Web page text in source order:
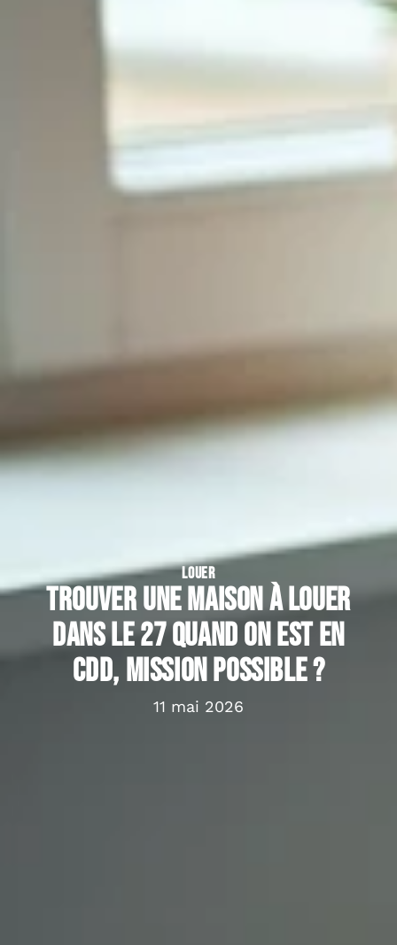
LOUER
Trouver une Maison à louer
dans le 27 quand on est en
CDD, mission possible ?
11 mai 2026